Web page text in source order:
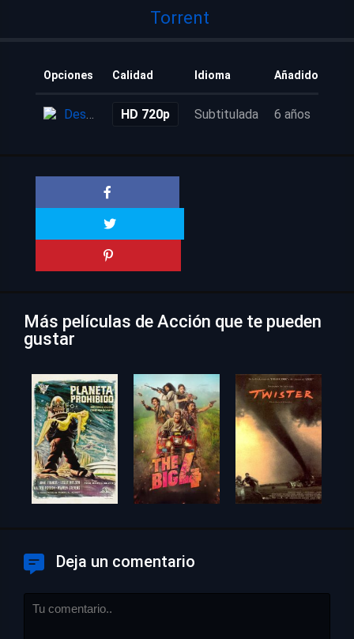
Torrent
Opciones Calidad Idioma Añadido
Descarga HD 720p Subtitulada 6 años
Más películas de Acción que te pueden
gustar
Deja un comentario